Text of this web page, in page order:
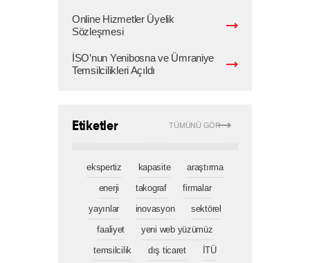
Online Hizmetler Üyelik
Sözleşmesi
İSO’nun Yenibosna ve Ümraniye
Temsilcilikleri Açıldı
TÜMÜNÜ GÖR
Etiketler
ekspertiz kapasite
araştırma
enerji
takograf
firmalar
yayınlar
inovasyon
sektörel
faaliyet
yeni web yüzümüz
temsilcilik
dış ticaret
İTÜ